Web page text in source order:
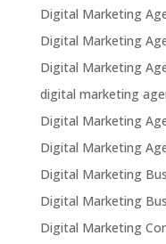
Digital Marketing
Digital Marketing
Digital Marketing
digital marketing
Digital Marketing
Digital Marketing
Digital Marketing
Digital Marketing
Digital Marketing